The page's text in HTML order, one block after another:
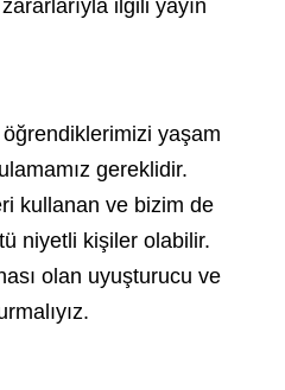
ilgili yayın
yaşam
gereklidir.
kullanan ve bizim de
niyetli kişiler olabilir.
olan uyuşturucu ve